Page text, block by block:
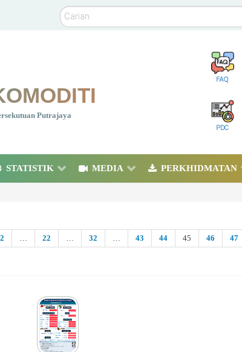
Carian
Putrajaya
FAQ
PDC
STATISTIK MEDIA PERKHIDMATAN
22 32 43 44 45 46 47